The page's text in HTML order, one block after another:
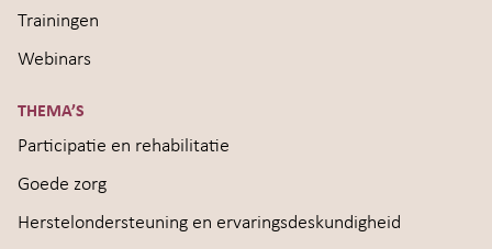
Trainingen
Webinars
THEMA’S
Participatie en rehabilitatie
Goede zorg
Herstelondersteuning en ervaringsdeskundigheid